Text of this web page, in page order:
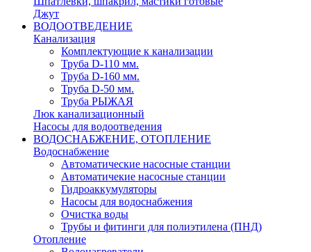
Джут
ВОДООТВЕДЕНИЕ
Канализация
Комплектующие к канализации
Труба D-110 мм.
Труба D-160 мм.
Труба D-50 мм.
Труба РЫЖАЯ
Люк канализационный
Насосы для водоотведения
ВОДОСНАБЖЕНИЕ, ОТОПЛЕНИЕ
Водоснабжение
Автоматичеcкие насосные станции
Автоматичекие насосные станции
Гидроаккумуляторы
Насосы для водоснабжения
Очистка воды
Трубы и фитинги для полиэтилена (ПНД)
Отопление